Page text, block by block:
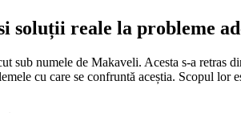
soluții reale la probleme
numele de Makaveli. Acesta s-a retras
cu care se confruntă aceștia. Scopul lor